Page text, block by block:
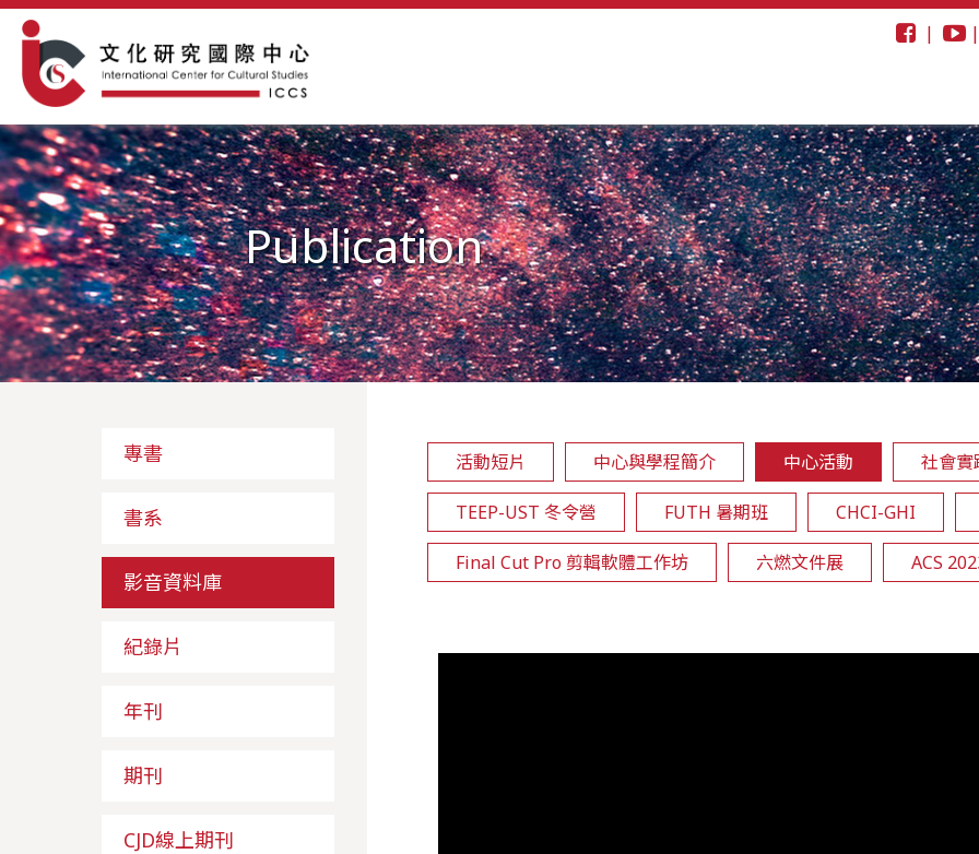
| |
Publication
專書
書系
影音資料庫
紀錄片
年刊
期刊
CJD線上期刊
活動短片 中心與學程簡介 中心活動 社會實
TEEP-UST 冬令營 FUTH 暑期班 CHCI-GHI
Final Cut Pro 剪輯軟體工作坊 六燃文件展 ACS